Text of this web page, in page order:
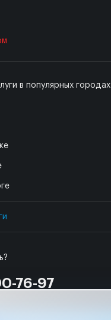
76-97
в популярных городах